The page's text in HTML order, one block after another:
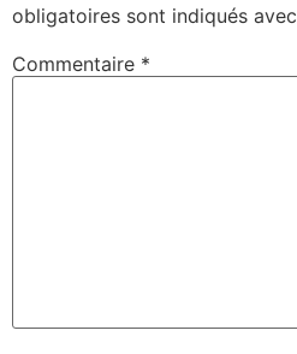
obligatoires sont indiqués avec
Commentaire *